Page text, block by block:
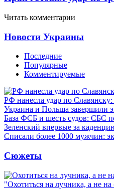
Читать комментарии
Новости Украины
Последние
Популярные
Комментируемые
РФ нанесла удар по
Украина и Польша завершили
База ФСБ и шесть судов: СБС
Зеленский впервые за
Списали более 1000 мужчин:
Сюжеты
"Охотиться на лучника, а не